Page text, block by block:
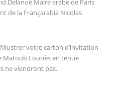
Delanoë Maire arabe de Paris
de la Françarabia Nicolas
votre carton d’invitation
Matoub Lounès en tenue
ne viendront pas.